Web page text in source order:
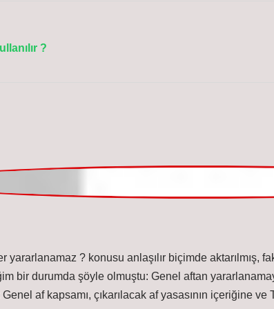
?
af kapsamı, çıkarılacak af yasasının içeriğine
göre şekillenecektir. Anayasa tarafından kapsam
amacıyla işlenen suçlar. Kasten öldürme suçları